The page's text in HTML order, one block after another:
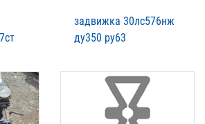
задвижка 30лс576нж
ду350 ру63